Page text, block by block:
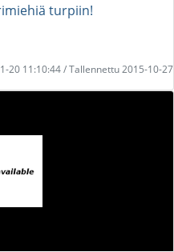
turpiin!
20 11:10:44 / Tallennettu 2015-10-27